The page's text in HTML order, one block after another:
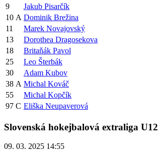
9
Jakub Pisarčík
10 A Dominik Brežina
11
Marek Novajovský
13
Dorothea Dragosekova
18
Britaňák Pavol
25
Leo Šterbák
30
Adam Kubov
38 A Michal Kováč
55
Michal Kopčík
97 C Eliška Neupaverová
Slovenská hokejbalová extraliga U12
09. 03. 2025 14:55